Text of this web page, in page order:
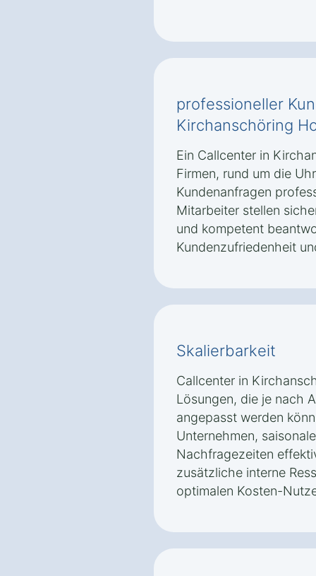
professioneller
Kirchanschöring
Ein Callcenter in
Firmen, rund um die
Kundenanfragen
Mitarbeiter stellen
und kompetent
Kundenzufriedenheit
Skalierbarkeit
Callcenter in
Lösungen, die je nach
angepasst werden
Unternehmen,
Nachfragezeiten
zusätzliche interne
optimalen Kosten-